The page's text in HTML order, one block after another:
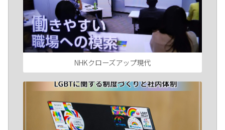
NHKクローズアップ現代